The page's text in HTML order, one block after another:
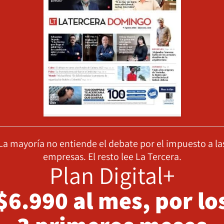
mayoría no entiende el debate por el impuesto a
empresas. El resto lee La Tercera.
Plan Digital+
al mes, por